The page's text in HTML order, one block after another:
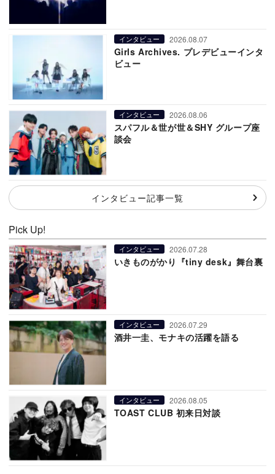
インタビュー 2026.08.07
Girls Archives. プレデビューインタ
ビュー
インタビュー 2026.08.06
スパフル＆世が世＆SHY グループ座
談会
インタビュー記事一覧
Pick Up!
インタビュー 2026.07.28
いきものがかり『tiny desk』舞台裏
インタビュー 2026.07.29
酒井一圭、モナキの活躍を語る
インタビュー 2026.08.05
TOAST CLUB 初来日対談